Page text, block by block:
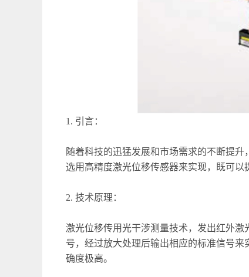
1. 引言：
随着科技的迅猛发展和市场需求的不断提
选用高精度激光位移传感器来实现，既可以
2. 技术原理：
激光位移传用光干涉测量技术，发出红外
号，经过放大处理后输出相应的标准信号
确度极高。